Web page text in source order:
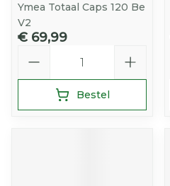
Ymea Totaal Caps 120 Be
V2
€ 69,99
Bestel